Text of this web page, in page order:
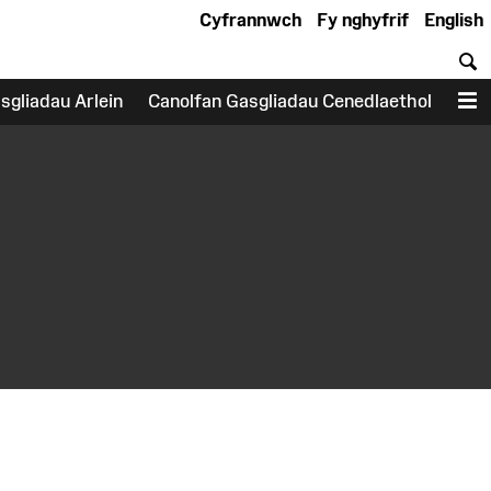
English
Fy nghyfrif
Cyfrannwch
Arlein Canolfan Gasgliadau Cenedlaethol